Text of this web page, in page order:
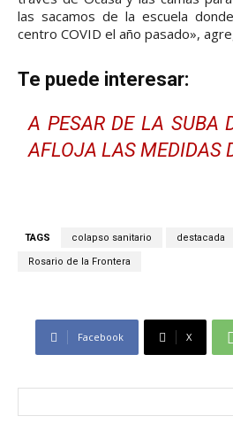
las sacamos de la escuela
centro COVID el año pasado»,
Te puede interesar:
A PESAR DE LA SUBA
AFLOJA LAS MEDIDAS
TAGS colapso sanitario destacada
Rosario de la Frontera
Facebook X